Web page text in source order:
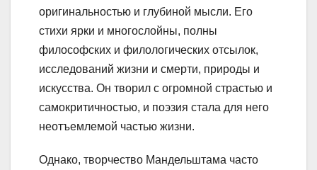
оригинальностью и глубиной мысли. Его
стихи ярки и многослойны, полны
философских и филологических отсылок,
исследований жизни и смерти, природы и
искусства. Он творил с огромной страстью и
самокритичностью, и поэзия стала для него
неотъемлемой частью жизни.
Однако, творчество Мандельштама часто